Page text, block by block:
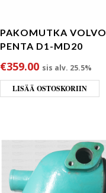
PAKOMUTKA VOLVO
PENTA D1-MD20
€359.00 sis alv. 25.5%
LISÄÄ OSTOSKORIIN